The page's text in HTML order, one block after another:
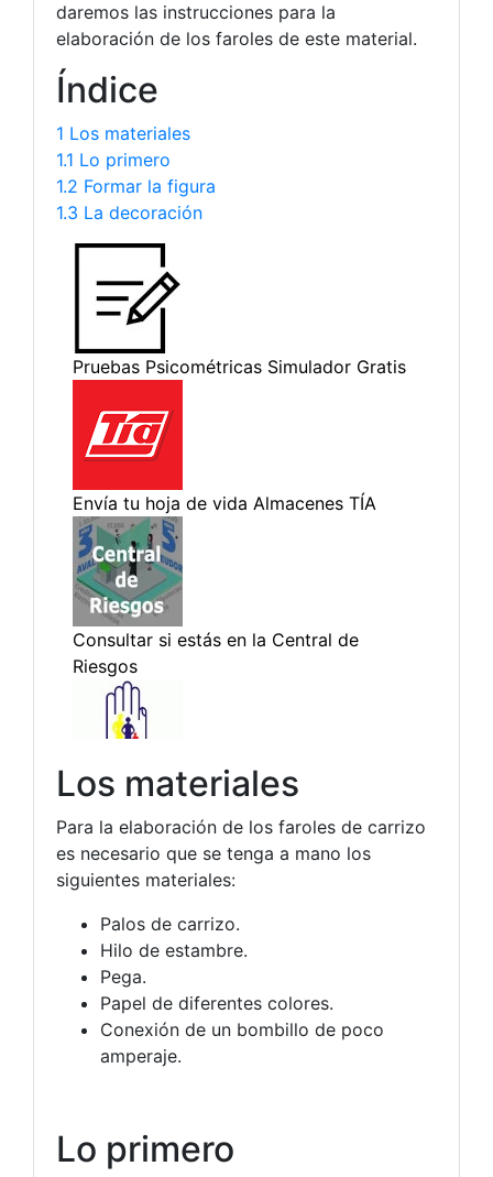
daremos las instrucciones para la
elaboración de los faroles de este material.
Índice
1 Los materiales
1.1 Lo primero
1.2 Formar la figura
1.3 La decoración
Los materiales
Para la elaboración de los faroles de carrizo
es necesario que se tenga a mano los
siguientes materiales:
Palos de carrizo.
Hilo de estambre.
Pega.
Papel de diferentes colores.
Conexión de un bombillo de poco
amperaje.
Lo primero